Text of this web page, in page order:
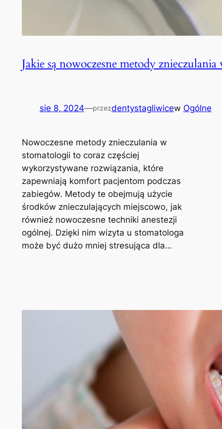
Jakie są nowoczesne metody
sie 8, 2024—przezdentystagliwicew Ogólne
Nowoczesne metody znieczulania w
stomatologii to coraz częściej
wykorzystywane rozwiązania, które
zapewniają komfort pacjentom podczas
zabiegów. Metody te obejmują użycie
środków znieczulających miejscowo, jak
również nowoczesne techniki anestezji
ogólnej. Dzięki nim wizyta u stomatologa
może być dużo mniej stresująca dla…